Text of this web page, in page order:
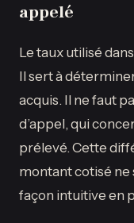
appelé
Le taux utilisé
Il sert à
acquis. Il ne faut
d’appel, qui
prélevé. Cette
montant cotisé
façon intuitive en